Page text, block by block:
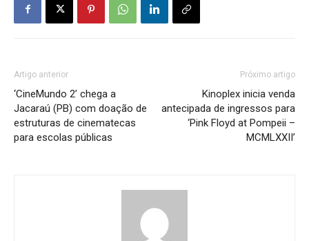
Artigo anterior
‘CineMundo 2’ chega a
Jacaraú (PB) com doação de
estruturas de cinematecas
para escolas públicas
Próximo artigo
Kinoplex inicia venda
antecipada de ingressos para
‘Pink Floyd at Pompeii –
MCMLXXII’